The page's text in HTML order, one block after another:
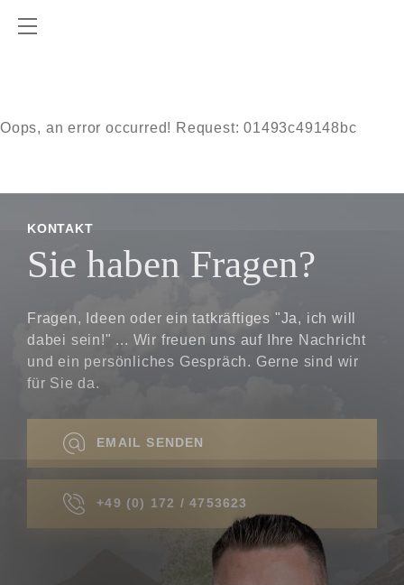
Oops, an error occurred! Request: 01493c49148bc
Sie haben Fragen?
KONTAKT
Fragen, Ideen oder ein tatkräftiges "Ja, ich will
dabei sein!" ... Wir freuen uns auf Ihre Nachricht
und ein persönliches Gespräch. Gerne sind wir
für Sie da.
EMAIL SENDEN
+49 (0) 172 / 4753623